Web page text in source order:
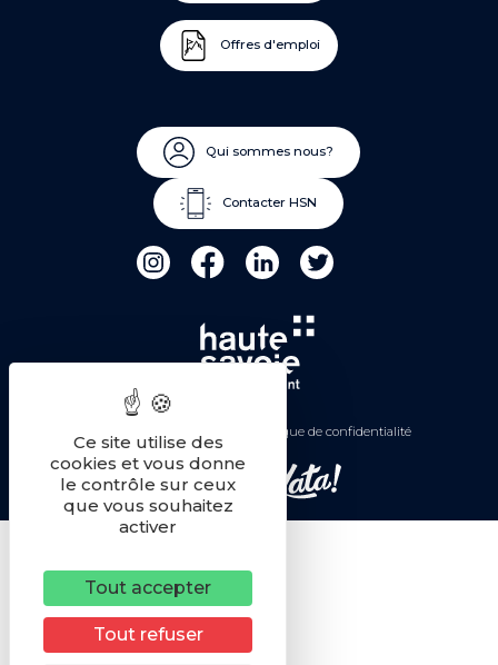
Offres d'emploi
Qui sommes nous?
Contacter HSN
Politique de confidentialité
Une réalisation
Ce site utilise des
cookies et vous donne
le contrôle sur ceux
que vous souhaitez
activer
Tout accepter
Tout refuser